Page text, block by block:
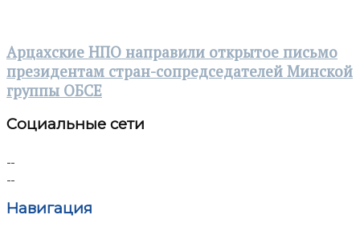
Арцахские НПО направили открытое письмо
президентам стран-сопредседателей Минской
группы ОБСЕ
Социальные сети
Навигация